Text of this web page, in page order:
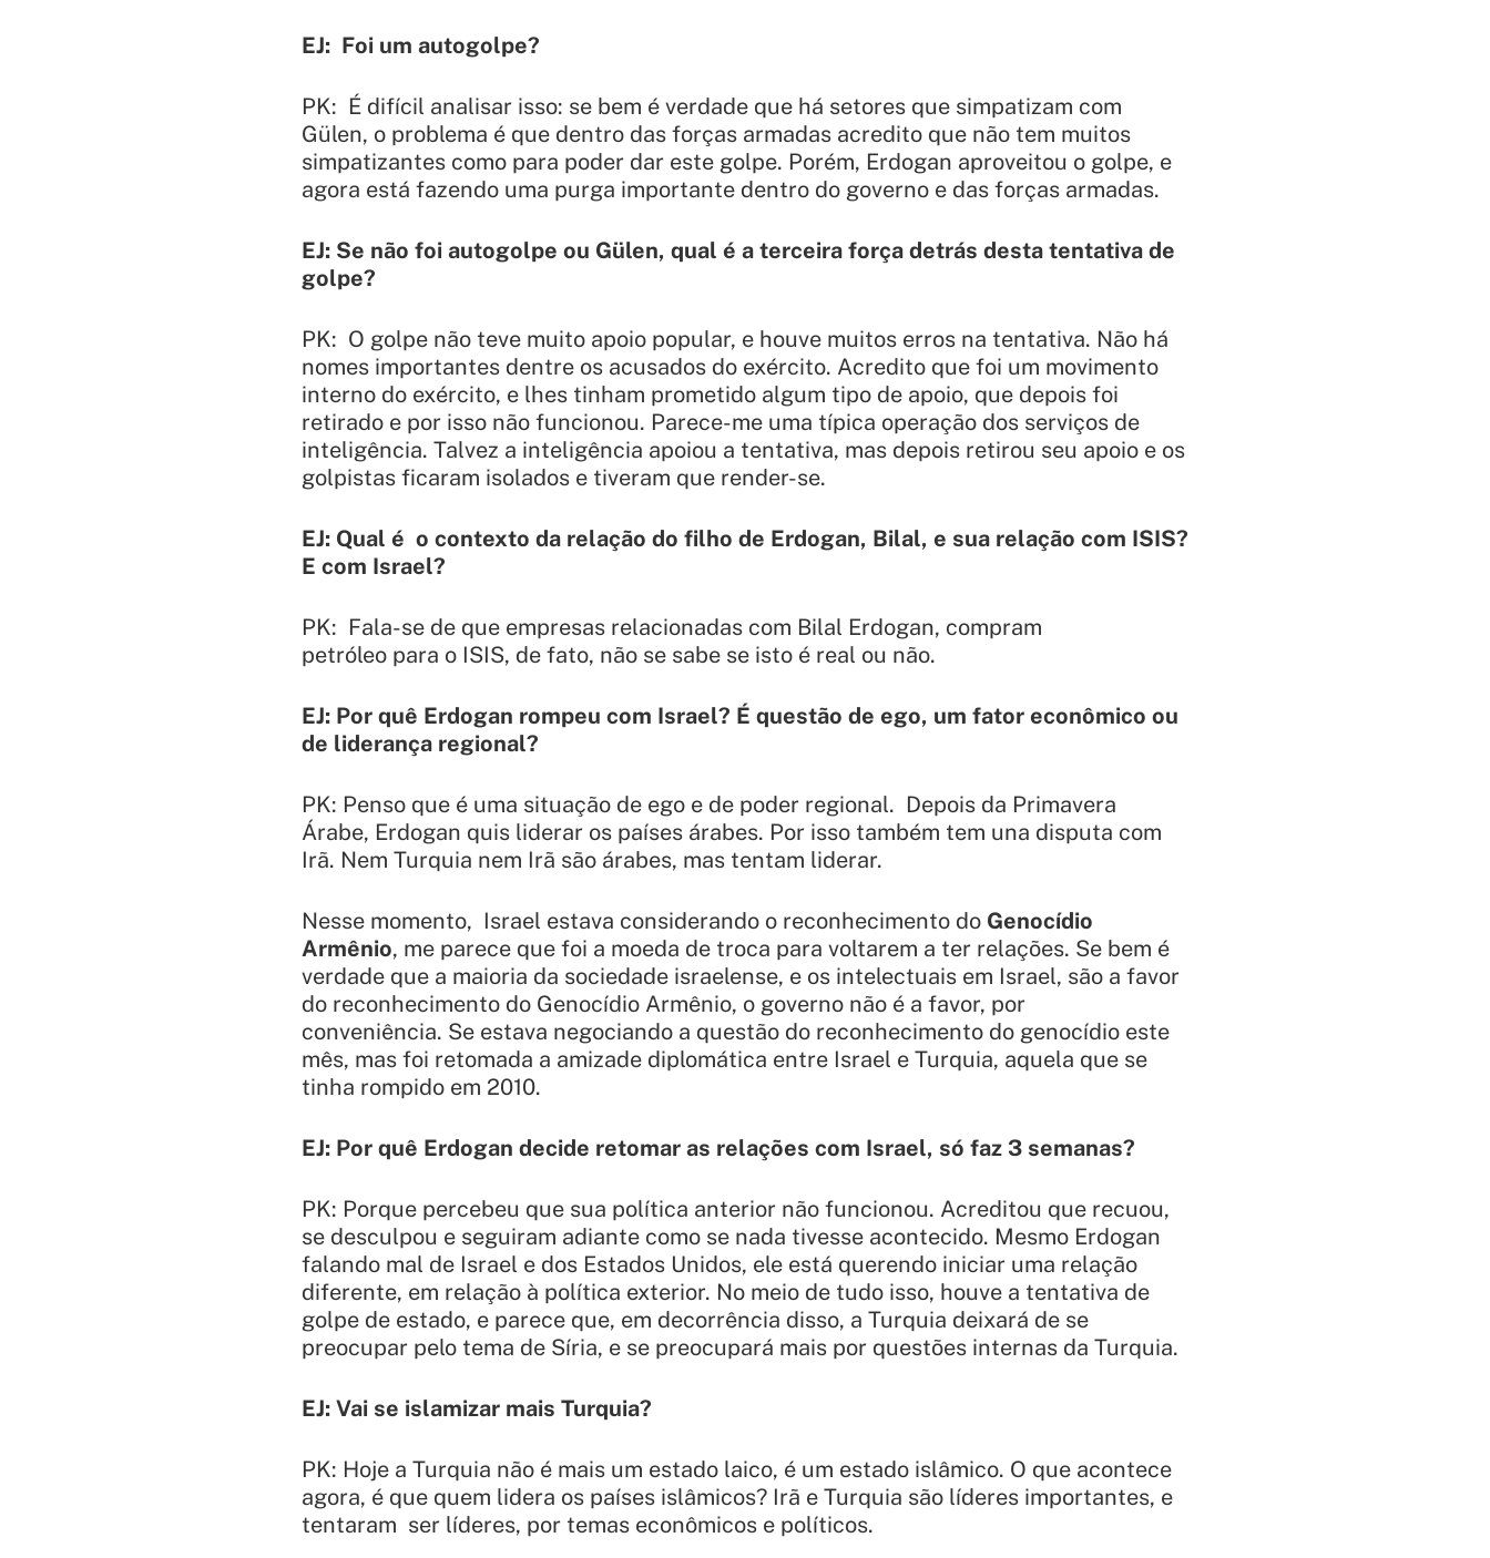
EJ: Foi um autogolpe?
PK: É difícil analisar isso: se bem é verdade que há setores que simpatizam com
Gülen, o problema é que dentro das forças armadas acredito que não tem muitos
simpatizantes como para poder dar este golpe. Porém, Erdogan aproveitou o golpe, e
agora está fazendo uma purga importante dentro do governo e das forças armadas.
EJ: Se não foi autogolpe ou Gülen, qual é a terceira força detrás desta tentativa de
golpe?
PK: O golpe não teve muito apoio popular, e houve muitos erros na tentativa. Não há
nomes importantes dentre os acusados do exército. Acredito que foi um movimento
interno do exército, e lhes tinham prometido algum tipo de apoio, que depois foi
retirado e por isso não funcionou. Parece-me uma típica operação dos serviços de
inteligência. Talvez a inteligência apoiou a tentativa, mas depois retirou seu apoio e os
golpistas ficaram isolados e tiveram que render-se.
EJ: Qual é o contexto da relação do filho de Erdogan, Bilal, e sua relação com ISIS?
E com Israel?
PK: Fala-se de que empresas relacionadas com Bilal Erdogan, compram
petróleo para o ISIS, de fato, não se sabe se isto é real ou não.
EJ: Por quê Erdogan rompeu com Israel? É questão de ego, um fator econômico ou
de liderança regional?
PK: Penso que é uma situação de ego e de poder regional. Depois da Primavera
Árabe, Erdogan quis liderar os países árabes. Por isso também tem una disputa com
Irã. Nem Turquia nem Irã são árabes, mas tentam liderar.
Nesse momento, Israel estava considerando o reconhecimento do Genocídio
Armênio, me parece que foi a moeda de troca para voltarem a ter relações. Se bem é
verdade que a maioria da sociedade israelense, e os intelectuais em Israel, são a favor
do reconhecimento do Genocídio Armênio, o governo não é a favor, por
conveniência. Se estava negociando a questão do reconhecimento do genocídio este
mês, mas foi retomada a amizade diplomática entre Israel e Turquia, aquela que se
tinha rompido em 2010.
EJ: Por quê Erdogan decide retomar as relações com Israel, só faz 3 semanas?
PK: Porque percebeu que sua política anterior não funcionou. Acreditou que recuou,
se desculpou e seguiram adiante como se nada tivesse acontecido. Mesmo Erdogan
falando mal de Israel e dos Estados Unidos, ele está querendo iniciar uma relação
diferente, em relação à política exterior. No meio de tudo isso, houve a tentativa de
golpe de estado, e parece que, em decorrência disso, a Turquia deixará de se
preocupar pelo tema de Síria, e se preocupará mais por questões internas da Turquia.
EJ: Vai se islamizar mais Turquia?
PK: Hoje a Turquia não é mais um estado laico, é um estado islâmico. O que acontece
agora, é que quem lidera os países islâmicos? Irã e Turquia são líderes importantes, e
tentaram ser líderes, por temas econômicos e políticos.